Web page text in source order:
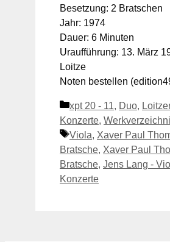
Besetzung: 2 Bratschen
Jahr: 1974
Dauer: 6 Minuten
Uraufführung: 13. März
Loitze
Noten bestellen
Kategorien
xpt 20 - 11, Duo,
Konzerte,
Schlagwörter
Viola, Xaver Paul
Bratsche, Xaver Paul
Bratsche, Jens Lang -
Konzerte